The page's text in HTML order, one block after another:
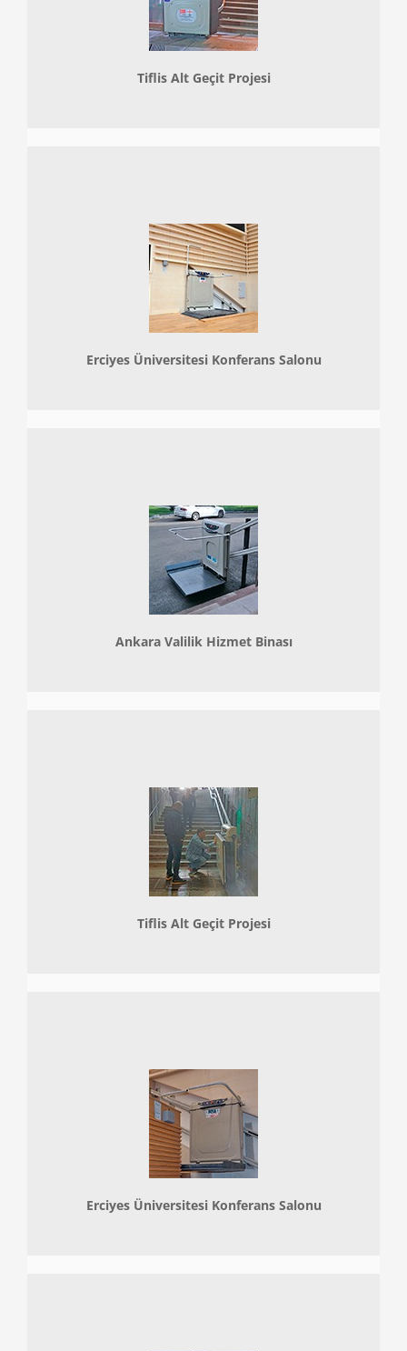
Tiflis Alt Geçit Projesi
Erciyes Üniversitesi Konferans Salonu
Ankara Valilik Hizmet Binası
Tiflis Alt Geçit Projesi
Erciyes Üniversitesi Konferans Salonu